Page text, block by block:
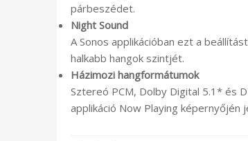
párbeszédet.
Night Sound
A Sonos applikációban ezt a
halkabb hangok szintjét.
Házimozi hangformátumok
Sztereó PCM, Dolby Digital 5.1* és
applikáció Now Playing képernyőjén